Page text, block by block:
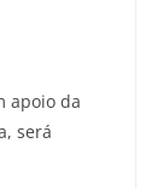
apoio da
será